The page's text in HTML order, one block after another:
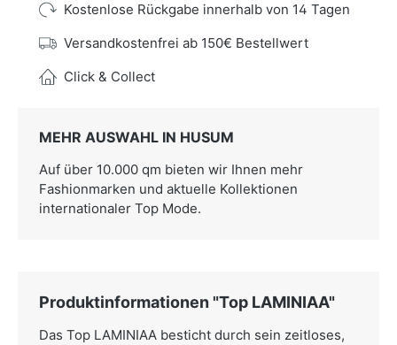
Kostenlose Rückgabe innerhalb von 14 Tagen
Versandkostenfrei ab 150€ Bestellwert
Click & Collect
MEHR AUSWAHL IN HUSUM
Auf über 10.000 qm bieten wir Ihnen mehr
Fashionmarken und aktuelle Kollektionen
internationaler Top Mode.
Produktinformationen "Top LAMINIAA"
Das Top LAMINIAA besticht durch sein zeitloses,